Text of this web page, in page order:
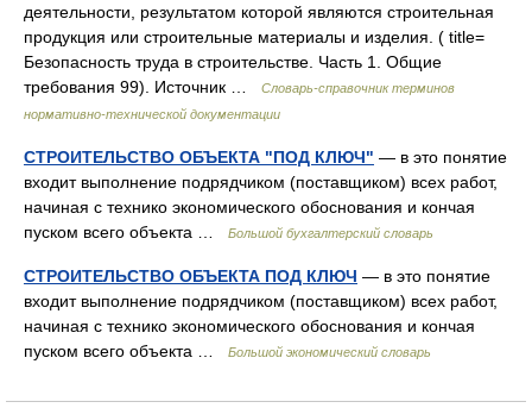
деятельности, результатом которой являются строительная
продукция или строительные материалы и изделия. ( title=
Безопасность труда в строительстве. Часть 1. Общие
требования 99). Источник …
Словарь-справочник терминов
нормативно-технической документации
СТРОИТЕЛЬСТВО ОБЪЕКТА "ПОД КЛЮЧ" — в это понятие
входит выполнение подрядчиком (поставщиком) всех работ,
начиная с технико экономического обоснования и кончая
пуском всего объекта …
Большой бухгалтерский словарь
СТРОИТЕЛЬСТВО ОБЪЕКТА ПОД КЛЮЧ — в это понятие
входит выполнение подрядчиком (поставщиком) всех работ,
начиная с технико экономического обоснования и кончая
пуском всего объекта …
Большой экономический словарь